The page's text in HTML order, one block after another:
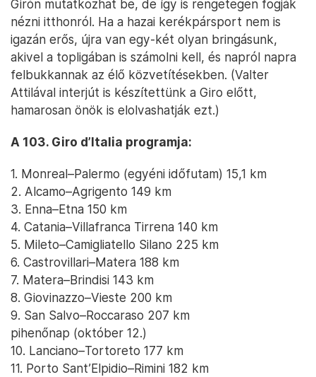
Girón mutatkozhat be, de így is rengetegen fogják
nézni itthonról. Ha a hazai kerékpársport nem is
igazán erős, újra van egy-két olyan bringásunk,
akivel a topligában is számolni kell, és napról napra
felbukkannak az élő közvetítésekben. (Valter
Attilával interjút is készítettünk a Giro előtt,
hamarosan önök is elolvashatják ezt.)
A 103. Giro d’Italia programja:
1. Monreal–Palermo (egyéni időfutam) 15,1 km
2. Alcamo–Agrigento 149 km
3. Enna–Etna 150 km
4. Catania–Villafranca Tirrena 140 km
5. Mileto–Camigliatello Silano 225 km
6. Castrovillari–Matera 188 km
7. Matera–Brindisi 143 km
8. Giovinazzo–Vieste 200 km
9. San Salvo–Roccaraso 207 km
pihenőnap (október 12.)
10. Lanciano–Tortoreto 177 km
11. Porto Sant’Elpidio–Rimini 182 km